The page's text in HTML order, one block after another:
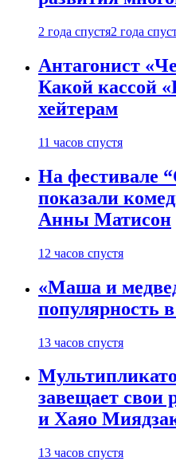
2 года спустя2 года
Антагонист
Какой кассой
хейтерам
11 часов спустя
На фестивале
показали
Анны Матисон
12 часов спустя
«Маша и
популярность
13 часов спустя
завещает свои
и Хаяо
13 часов спустя